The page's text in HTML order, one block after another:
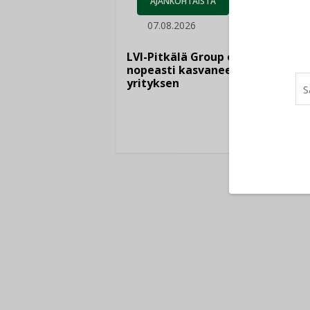
07.08.2026
LVI-Pitkälä Group osti
nopeasti kasvaneen
yrityksen
lisää